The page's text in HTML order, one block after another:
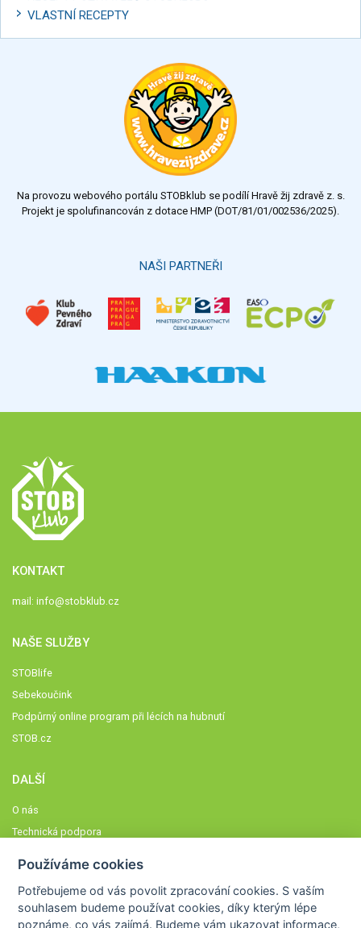
VLASTNÍ RECEPTY
Na provozu webového portálu STOBklub se podílí Hravě žij zdravě z. s.
Projekt je spolufinancován z dotace HMP (DOT/81/01/002536/2025).
NAŠI PARTNEŘI
KONTAKT
mail: info@stobklub.cz
NAŠE SLUŽBY
STOBlife
Sebekoučink
Podpůrný online program při lécích na hubnutí
STOB.cz
DALŠÍ
O nás
Technická podpora
Členové STOBklubu
Zásady nakládání s osobními údaji
Používáme cookies
Potřebujeme od vás povolit zpracování cookies. S vaším
souhlasem budeme používat cookies, díky kterým lépe
poznáme,co vás zajímá. Budeme vám ukazovat informace,